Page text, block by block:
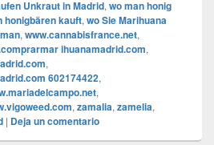
Unkraut in Madrid, wo man honig
honigbären kauft, wo Sie Marihuana
, www.cannabisfrance.net,
ihuanamadrid.com,
,
602174422,
,
, zamalia, zamelia,
| Deja un comentario